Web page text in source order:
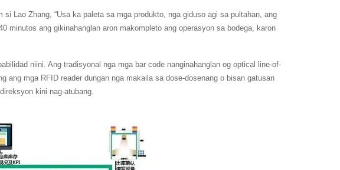
Lao Zhang, “Usa ka paleta sa mga produkto, nga giduso agi sa pultahan, ang
minutos ang gikinahanglan aron makompleto ang operasyon sa bodega, karon
niini. Ang tradisyonal nga mga bar code nanginahanglan og optical line-of-
ang mga RFID reader dungan nga makaila sa dose-dosenang o bisan gatusan
kini nag-atubang.